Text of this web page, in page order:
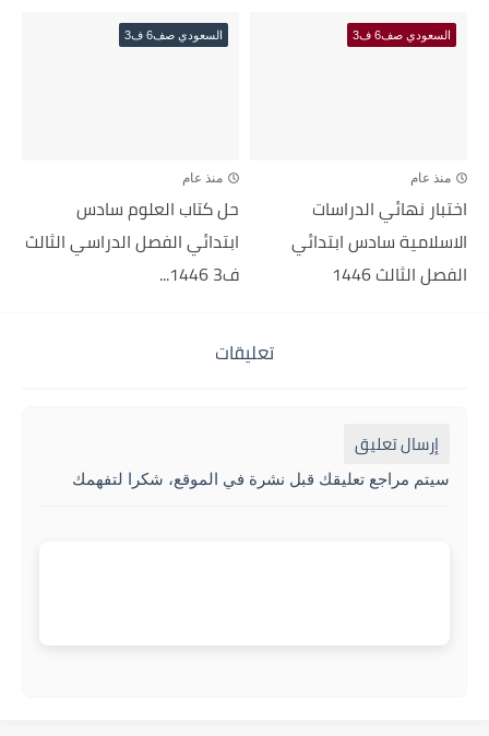
السعودي صف6 ف3
منذ عام
اختبار نهائي الدراسات
الاسلامية سادس ابتدائي
الفصل الثالث 1446
السعودي صف6 ف3
منذ عام
حل كتاب العلوم سادس
ابتدائي الفصل الدراسي الثالث
ف3 1446...
تعليقات
إرسال تعليق
سيتم مراجع تعليقك قبل نشرة في الموقع، شكرا لتفهمك